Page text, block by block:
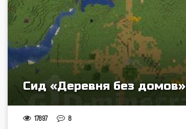
Сид «Деревня без домов»
17897 8